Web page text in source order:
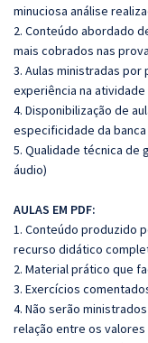
minuciosa análise
2. Conteúdo abordado
mais cobrados nas
3. Aulas ministradas
experiência na
4. Disponibilização de
especificidade da banca
5. Qualidade técnica de
áudio)
AULAS EM PDF:
1. Conteúdo produzido
recurso didático
2. Material prático que
3. Exercícios
4. Não serão
relação entre os